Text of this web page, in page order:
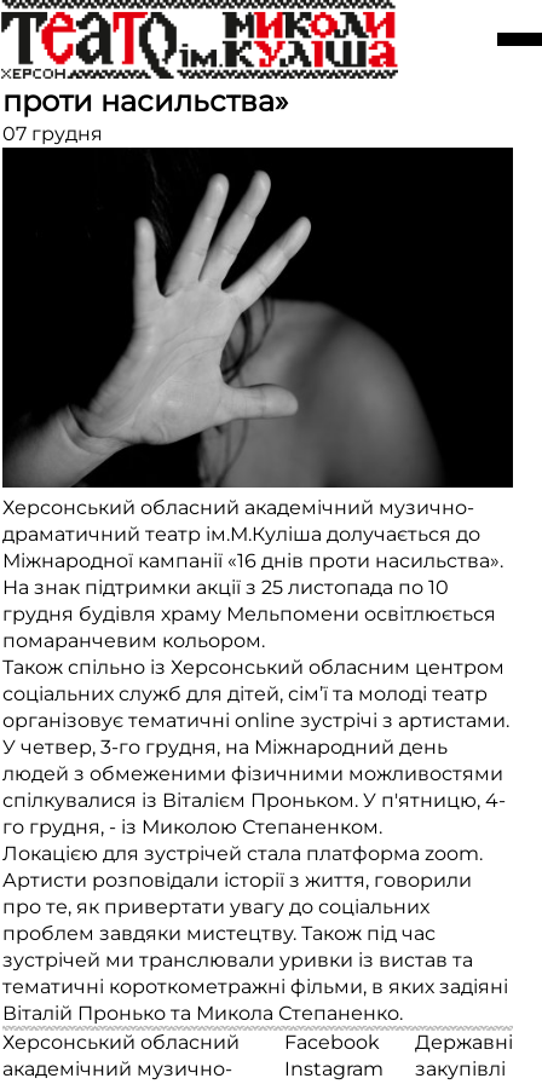
Театр долучається до
Міжнародної кампанії «16 днів
проти насильства»
07 грудня
Херсонський обласний академічний музично-
драматичний театр ім.М.Куліша долучається до
Міжнародної кампанії «16 днів проти насильства».
На знак підтримки акції з 25 листопада по 10
грудня будівля храму Мельпомени освітлюється
помаранчевим кольором.
Також спільно із Херсонський обласним центром
соціальних служб для дітей, сім’ї та молоді театр
організовує тематичні online зустрічі з артистами.
У четвер, 3-го грудня, на Міжнародний день
людей з обмеженими фізичними можливостями
спілкувалися із Віталієм Проньком. У п'ятницю, 4-
го грудня, - із Миколою Степаненком.
Локацією для зустрічей стала платформа zoom.
Артисти розповідали історії з життя, говорили
про те, як привертати увагу до соціальних
проблем завдяки мистецтву. Також під час
зустрічей ми транслювали уривки із вистав та
тематичні короткометражні фільми, в яких задіяні
Віталій Пронько та Микола Степаненко.
Херсонський обласний
академічний музично-
Facebook
Instagram
Державні
закупівлі